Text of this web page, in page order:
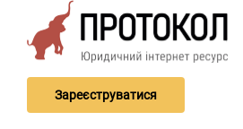
Зареєструватися